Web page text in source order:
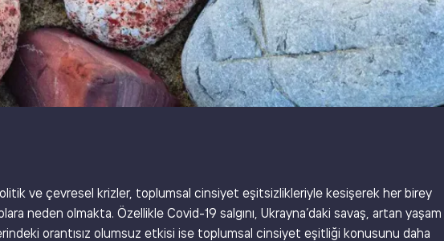
ve çevresel krizler, toplumsal cinsiyet eşitsizlikleriyle kesişerek her birey
neden olmakta. Özellikle Covid-19 salgını, Ukrayna’daki savaş, artan yaşam
orantısız olumsuz etkisi ise toplumsal cinsiyet eşitliği konusunu daha